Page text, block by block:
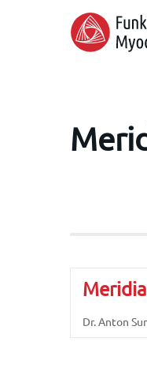
Dr. Anton